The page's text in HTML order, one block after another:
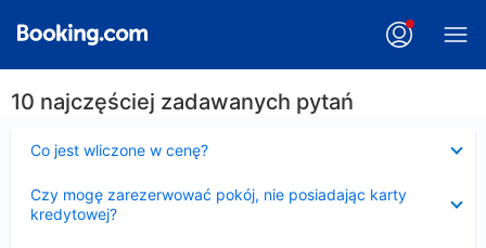
10 najczęściej zadawanych pytań
Co jest wliczone w cenę?
Czy mogę zarezerwować pokój, nie posiadając karty
kredytowej?